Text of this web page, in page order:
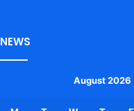
NEWS
August 2026